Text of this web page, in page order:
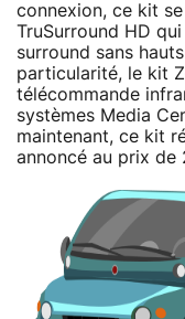
connexion, ce kit
TruSurround HD
surround sans
particularité, le kit
télécommande
systèmes Media
maintenant, ce kit
annoncé au prix de